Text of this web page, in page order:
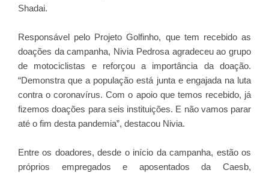
Shadai.
Responsável pelo Projeto Golfinho, que tem recebido as
doações da campanha, Nivia Pedrosa agradeceu ao grupo
de motociclistas e reforçou a importância da doação.
“Demonstra que a população está junta e engajada na luta
contra o coronavírus. Com o apoio que temos recebido, já
fizemos doações para seis instituições. E não vamos parar
até o fim desta pandemia”, destacou Nivia.
Entre os doadores, desde o início da campanha, estão os
próprios empregados e aposentados da Caesb,